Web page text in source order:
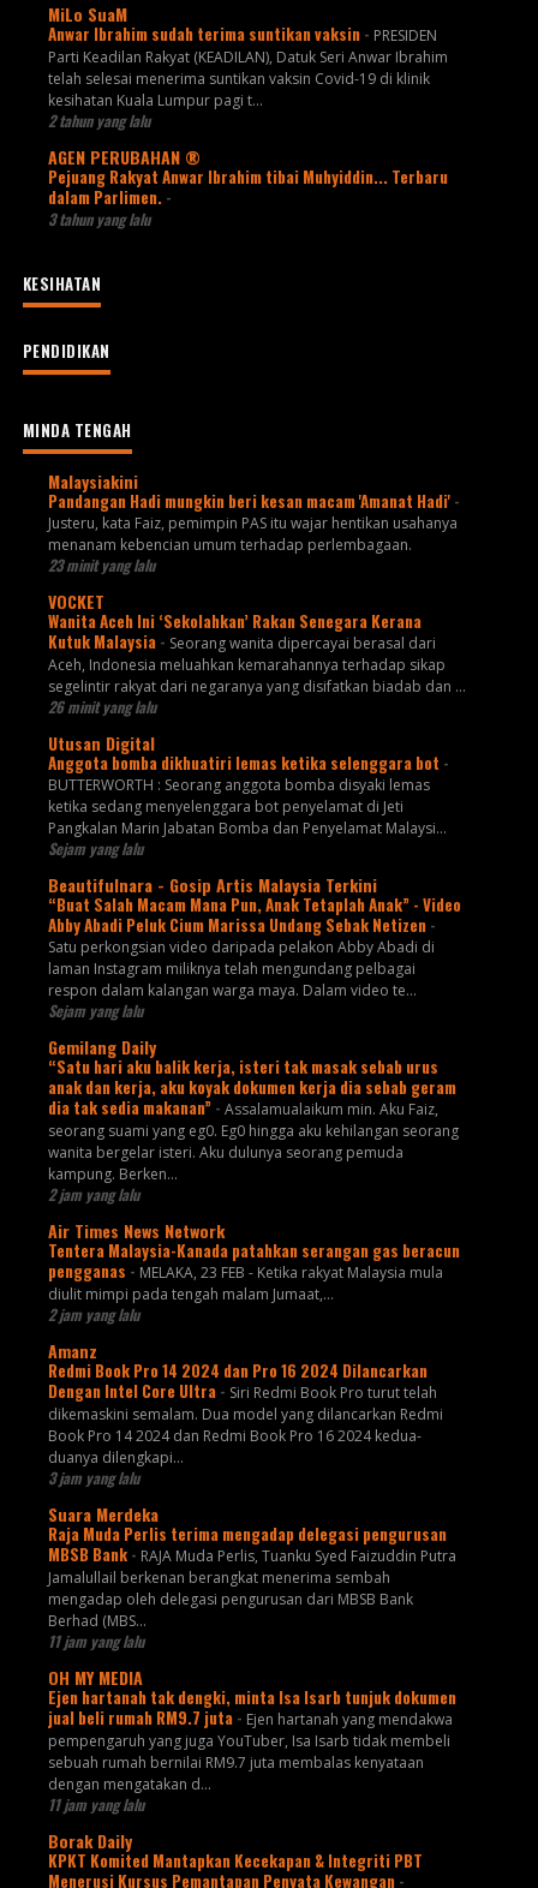
MiLo SuaM
Anwar Ibrahim sudah terima suntikan vaksin - PRESIDEN
Parti Keadilan Rakyat (KEADILAN), Datuk Seri Anwar Ibrahim
telah selesai menerima suntikan vaksin Covid-19 di klinik
kesihatan Kuala Lumpur pagi t...
2 tahun yang lalu
AGEN PERUBAHAN ®
Pejuang Rakyat Anwar Ibrahim tibai Muhyiddin... Terbaru
dalam Parlimen. -
3 tahun yang lalu
KESIHATAN
PENDIDIKAN
MINDA TENGAH
Malaysiakini
Pandangan Hadi mungkin beri kesan macam 'Amanat Hadi' -
Justeru, kata Faiz, pemimpin PAS itu wajar hentikan usahanya
menanam kebencian umum terhadap perlembagaan.
23 minit yang lalu
VOCKET
Wanita Aceh Ini ‘Sekolahkan’ Rakan Senegara Kerana
Kutuk Malaysia - Seorang wanita dipercayai berasal dari
Aceh, Indonesia meluahkan kemarahannya terhadap sikap
segelintir rakyat dari negaranya yang disifatkan biadab dan ...
26 minit yang lalu
Utusan Digital
Anggota bomba dikhuatiri lemas ketika selenggara bot -
BUTTERWORTH : Seorang anggota bomba disyaki lemas
ketika sedang menyelenggara bot penyelamat di Jeti
Pangkalan Marin Jabatan Bomba dan Penyelamat Malaysi...
Sejam yang lalu
Beautifulnara - Gosip Artis Malaysia Terkini
“Buat Salah Macam Mana Pun, Anak Tetaplah Anak” - Video
Abby Abadi Peluk Cium Marissa Undang Sebak Netizen -
Satu perkongsian video daripada pelakon Abby Abadi di
laman Instagram miliknya telah mengundang pelbagai
respon dalam kalangan warga maya. Dalam video te...
Sejam yang lalu
Gemilang Daily
“Satu hari aku balik kerja, isteri tak masak sebab urus
anak dan kerja, aku koyak dokumen kerja dia sebab geram
dia tak sedia makanan” - Assalamualaikum min. Aku Faiz,
seorang suami yang eg0. Eg0 hingga aku kehilangan seorang
wanita bergelar isteri. Aku dulunya seorang pemuda
kampung. Berken...
2 jam yang lalu
Air Times News Network
Tentera Malaysia-Kanada patahkan serangan gas beracun
pengganas - MELAKA, 23 FEB - Ketika rakyat Malaysia mula
diulit mimpi pada tengah malam Jumaat,…
2 jam yang lalu
Amanz
Redmi Book Pro 14 2024 dan Pro 16 2024 Dilancarkan
Dengan Intel Core Ultra - Siri Redmi Book Pro turut telah
dikemaskini semalam. Dua model yang dilancarkan Redmi
Book Pro 14 2024 dan Redmi Book Pro 16 2024 kedua-
duanya dilengkapi...
3 jam yang lalu
Suara Merdeka
Raja Muda Perlis terima mengadap delegasi pengurusan
MBSB Bank - RAJA Muda Perlis, Tuanku Syed Faizuddin Putra
Jamalullail berkenan berangkat menerima sembah
mengadap oleh delegasi pengurusan dari MBSB Bank
Berhad (MBS...
11 jam yang lalu
OH MY MEDIA
Ejen hartanah tak dengki, minta Isa Isarb tunjuk dokumen
jual beli rumah RM9.7 juta - Ejen hartanah yang mendakwa
pempengaruh yang juga YouTuber, Isa Isarb tidak membeli
sebuah rumah bernilai RM9.7 juta membalas kenyataan
dengan mengatakan d...
11 jam yang lalu
Borak Daily
KPKT Komited Mantapkan Kecekapan & Integriti PBT
Menerusi Kursus Pemantapan Penyata Kewangan -